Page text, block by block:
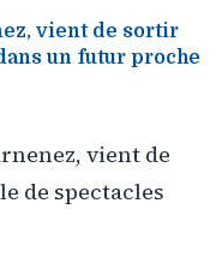
vient de sortir
un futur proche
vient de
de spectacles